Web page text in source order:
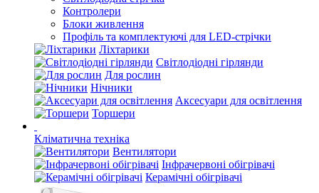
Контролери
Блоки живлення
Профіль та комплектуючі для LED-стрічки
Ліхтарики
Світлодіодні гірлянди
Для рослин
Нічники
Аксесуари для освітлення
Торшери
Кліматична техніка
Вентилятори
Інфрачервоні обігрівачі
Керамічні обігрівачі